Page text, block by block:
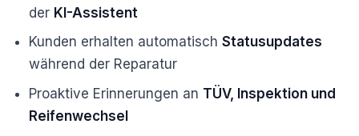
der KI-Assistent
Kunden erhalten automatischStatusupdates
während der Reparatur
Proaktive Erinnerungen an TÜV, Inspektion und
Reifenwechsel